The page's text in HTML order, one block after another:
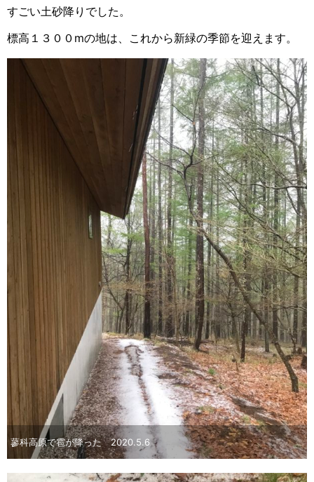
すごい土砂降りでした。
標高１３００mの地は、これから新緑の季節を迎えます。
蓼科高原で雹が降った 2020.5.6